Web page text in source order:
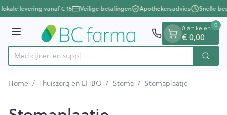
Ga naar de inhoud
1 van 1
levering vanaf € 15 Veilige betalingen Apothekersadvies Snelle
Menu
Product, merk, categorie... Zoek
0 artikelen
€ 0,00
0
Home / Thuiszorg en EHBO / Stoma / Stomaplaatje